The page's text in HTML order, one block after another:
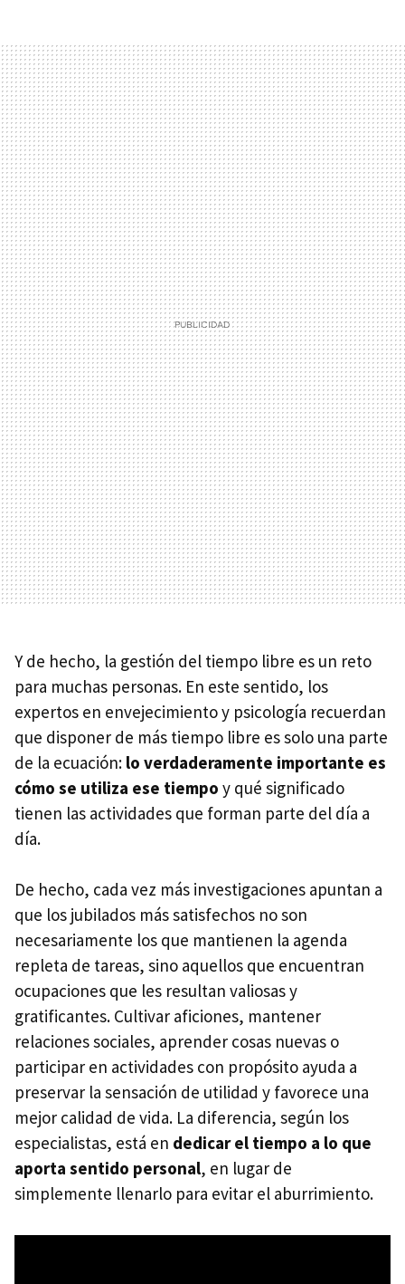
Y de hecho, la gestión del tiempo libre es un reto
para muchas personas. En este sentido, los
expertos en envejecimiento y psicología recuerdan
que disponer de más tiempo libre es solo una parte
de la ecuación: lo verdaderamente importante es
cómo se utiliza ese tiempo y qué significado
tienen las actividades que forman parte del día a
día.
De hecho, cada vez más investigaciones apuntan a
que los jubilados más satisfechos no son
necesariamente los que mantienen la agenda
repleta de tareas, sino aquellos que encuentran
ocupaciones que les resultan valiosas y
gratificantes. Cultivar aficiones, mantener
relaciones sociales, aprender cosas nuevas o
participar en actividades con propósito ayuda a
preservar la sensación de utilidad y favorece una
mejor calidad de vida. La diferencia, según los
especialistas, está en dedicar el tiempo a lo que
aporta sentido personal, en lugar de
simplemente llenarlo para evitar el aburrimiento.